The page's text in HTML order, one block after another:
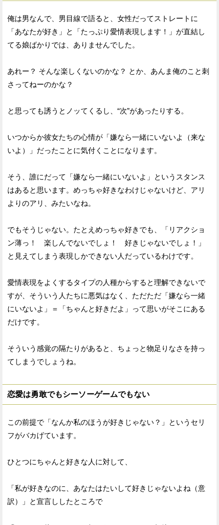
俺は男なんで、男目線で語ると、女性だってストレートに
「あなたが好き」と「たっぷり愛情表現します！」が直結し
てる娘ばかりでは、ありませんでした。
あれー？ そんな楽しくないのかな？ とか、あんま俺のこと刺
さってねーのかな？
と思っても誘うとノッてくるし、“次”があったりする。
いつからか彼女たちの心情が「嫌なら一緒にいないよ（来な
いよ）」だったことに気付くことになります。
そう、誰にだって「嫌なら一緒にいないよ」というスタンス
はあると思います。めっちゃ好きなわけじゃないけど、アリ
よりのアリ、みたいなね。
でもそうじゃない。たとえめっちゃ好きでも、「リアクショ
ン薄っ！ 楽しんでないでしょ！ 好きじゃないでしょ！」
と見えてしまう表現しかできない人だっているわけです。
愛情表現をよくするタイプの人種からすると理解できないで
すが、そういう人たちに悪気はなく、ただただ「嫌なら一緒
にいないよ」＝「ちゃんと好きだよ」って思いがそこにある
だけです。
そういう感覚の隔たりがあると、ちょっと物足りなさを持っ
てしまうでしょうね。
恋愛は勇敢でもシーソーゲームでもない
この前提で「なんか私のほうが好きじゃない？」というセリ
フがバカげています。
ひとつにちゃんと好きな人に対して、
「私が好きなのに、あなたはたいして好きじゃないよね（意
訳）」と宣言ししたところで